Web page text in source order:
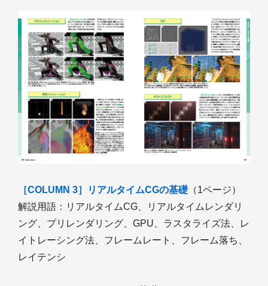
［COLUMN 3］リアルタイムCGの基礎 （1ページ）
解説用語：リアルタイムCG、リアルタイムレンダリ
ング、プリレンダリング、GPU、ラスタライズ法、レ
イトレーシング法、フレームレート、フレーム落ち、
レイテンシ